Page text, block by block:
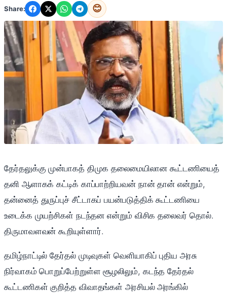
Share: 😊
தேர்தலுக்கு முன்பாகத் திமுக தலைமையிலான கூட்டணியைத்
தனி ஆளாகக் கட்டிக் காப்பாற்றியவன் நான் தான் என்றும்,
தன்னைத் துருப்புச் சீட்டாகப் பயன்படுத்திக் கூட்டணியை
உடைக்க முயற்சிகள் நடந்தன என்றும் விசிக தலைவர் தொல்.
திருமாவளவன் கூறியுள்ளார்.
தமிழ்நாட்டில் தேர்தல் முடிவுகள் வெளியாகிப் புதிய அரசு
நிர்வாகம் பொறுப்பேற்றுள்ள சூழலிலும், கடந்த தேர்தல்
கூட்டணிகள் குறித்த விவாதங்கள் அரசியல் அரங்கில்